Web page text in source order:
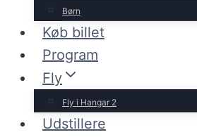
Børn
Køb billet
Program
Fly
Fly i Hangar 2
Udstillere